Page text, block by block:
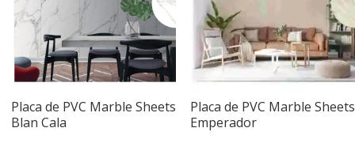
Placa de PVC Marble Sheets
Blan Cala
Placa de PVC Marble Sheets
Emperador